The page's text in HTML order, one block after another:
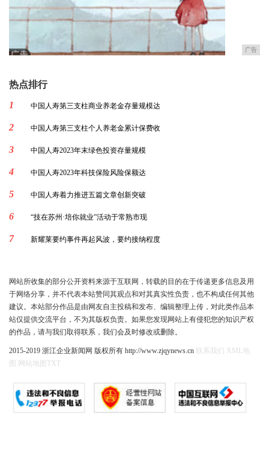
广告
热点排行
1
中国人寿第三支柱商业养老金存量规模达
2 中国人寿第三支柱个人养老金累计保费收
3 中国人寿2023年末绿色投资存量规模
4 中国人寿2023年科技保险风险保额达
5 中国人寿着力推进五篇文章创新突破
6 “技在苏州·培你就业”活动于常熟市现
7 新耀莱要约事件再起风波，要约接纳程度
网站所收集的部分公开资料来源于互联网，转载的目的在于传递更多信息及用
于网络分享，并不代表本站赞同其观点和对其真实性负责，也不构成任何其他
建议。本站部分作品是由网友自主投稿和发布、编辑整理上传，对此类作品本
站仅提供交流平台，不为其版权负责。如果您发现网站上有侵犯您的知识产权
的作品，请与我们取得联系，我们会及时修改或删除。
2015-2019 浙江企业新闻网 版权所有 http://www.zjqynews.cn 联系我们
XML地
图
网站地图 TXT